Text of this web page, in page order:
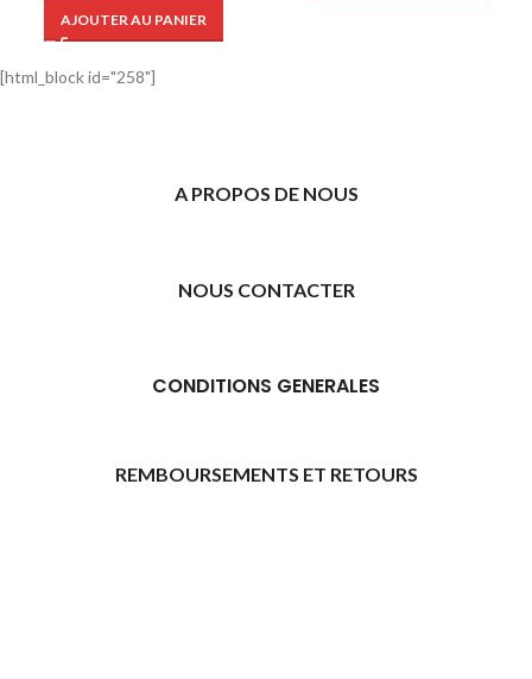
AJOUTER AU PANIER
[html_block id="258"]
A PROPOS DE NOUS
NOUS CONTACTER
CONDITIONS GENERALES
REMBOURSEMENTS ET RETOURS